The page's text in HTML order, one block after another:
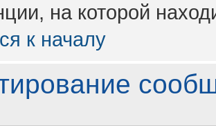
на которой
к началу